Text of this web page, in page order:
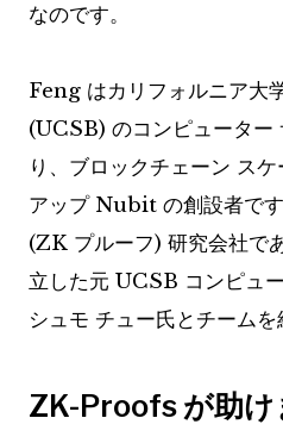
なのです。
Feng はカリフォルニア大
(UCSB) のコンピューター
り、ブロックチェーン ス
アップ Nubit の創設者で
(ZK プルーフ) 研究会社
立した元 UCSB コンピュ
シュモ チュー氏とチームを
ZK-Proofs が助け